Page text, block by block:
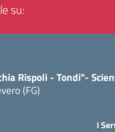
su:
Rispoli - Tondi"-
(FG)
I